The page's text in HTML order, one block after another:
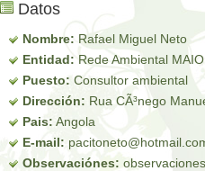
Datos
Nombre: Rafael Miguel Neto
Entidad:Rede Ambiental
Puesto: Consultor ambiental
Dirección: Rua CÃ³nego
Pais: Angola
E-mail:
Observaciónes: observaciones